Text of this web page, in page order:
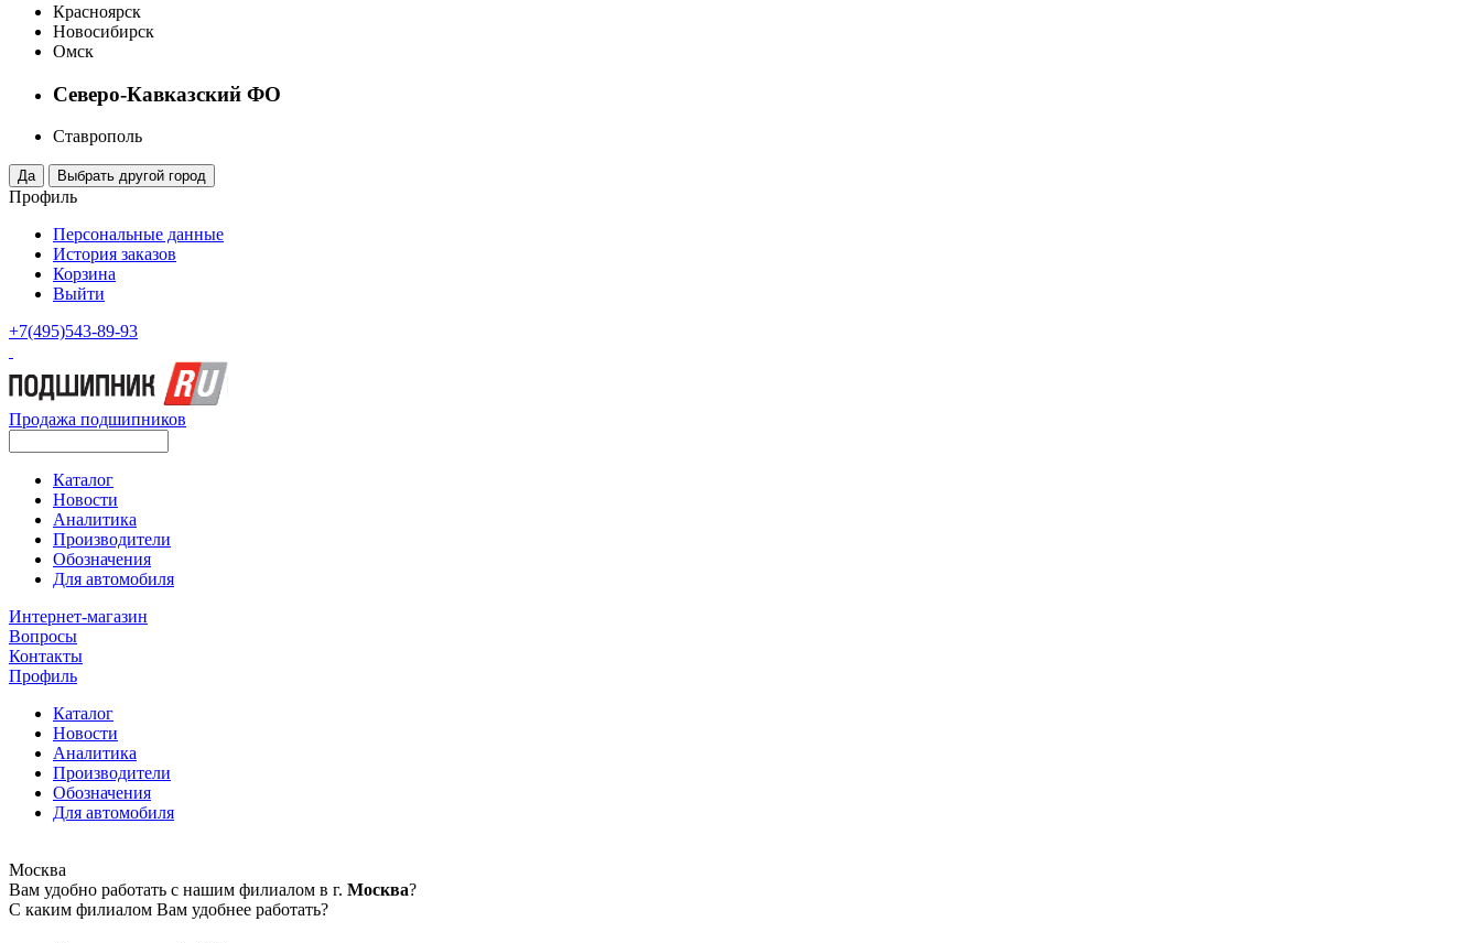
Красноярск
Новосибирск
Омск
Северо-Кавказский ФО
Ставрополь
Профиль
Персональные данные
История заказов
Корзина
Выйти
+7(495)543-89-93
Продажа подшипников
Каталог
Новости
Аналитика
Производители
Обозначения
Для автомобиля
Интернет-магазин
Вопросы
Контакты
Профиль
Каталог
Новости
Аналитика
Производители
Обозначения
Для автомобиля
Москва
Вам удобно работать с нашим филиалом в г. Москва?
С каким филиалом Вам удобнее работать?